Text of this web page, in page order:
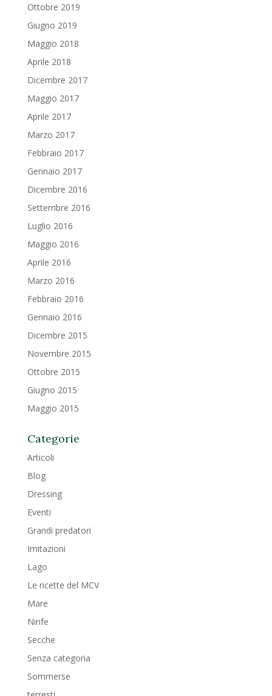
Ottobre 2019
Giugno 2019
Maggio 2018
Aprile 2018
Dicembre 2017
Maggio 2017
Aprile 2017
Marzo 2017
Febbraio 2017
Gennaio 2017
Dicembre 2016
Settembre 2016
Luglio 2016
Maggio 2016
Aprile 2016
Marzo 2016
Febbraio 2016
Gennaio 2016
Dicembre 2015
Novembre 2015
Ottobre 2015
Giugno 2015
Maggio 2015
Categorie
Articoli
Blog
Dressing
Eventi
Grandi predatori
Imitazioni
Lago
Le ricette del MCV
Mare
Ninfe
Secche
Senza categoria
Sommerse